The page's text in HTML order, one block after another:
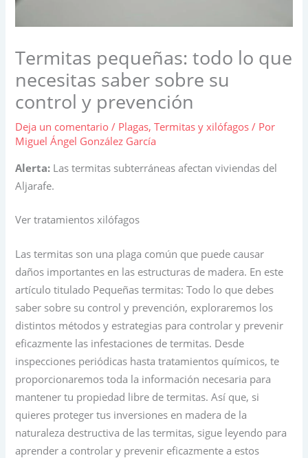
Termitas pequeñas: todo lo que
necesitas saber sobre su
control y prevención
Deja un comentario / Plagas,Termitas y xilófagos / Por
Miguel Ángel González García
Alerta: Las termitas subterráneas afectan viviendas del
Aljarafe.
Ver tratamientos xilófagos
Las termitas son una plaga común que puede causar
daños importantes en las estructuras de madera. En este
artículo titulado Pequeñas termitas: Todo lo que debes
saber sobre su control y prevención, exploraremos los
distintos métodos y estrategias para controlar y prevenir
eficazmente las infestaciones de termitas. Desde
inspecciones periódicas hasta tratamientos químicos, te
proporcionaremos toda la información necesaria para
mantener tu propiedad libre de termitas. Así que, si
quieres proteger tus inversiones en madera de la
naturaleza destructiva de las termitas, sigue leyendo para
aprender a controlar y prevenir eficazmente a estos